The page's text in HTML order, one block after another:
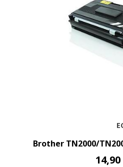
Brother TN2000/
14,90